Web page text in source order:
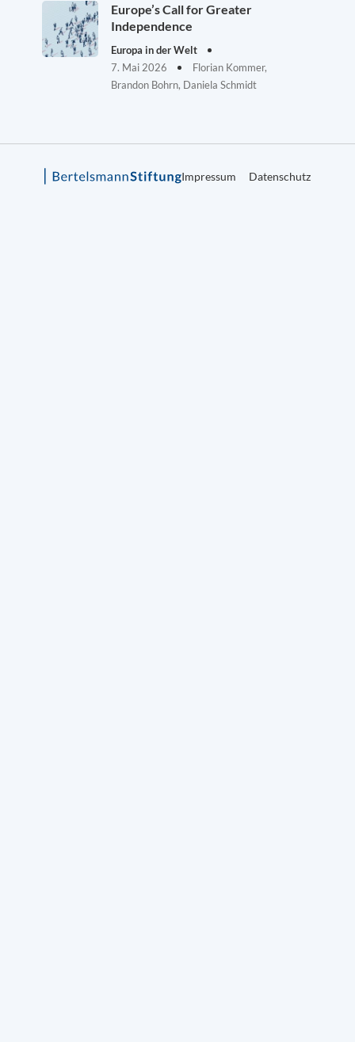
Europe’s Call for Greater
Independence
Europa in der Welt
7. Mai 2026
Florian Kommer,
Brandon Bohrn, Daniela Schmidt
Impressum Datenschutz